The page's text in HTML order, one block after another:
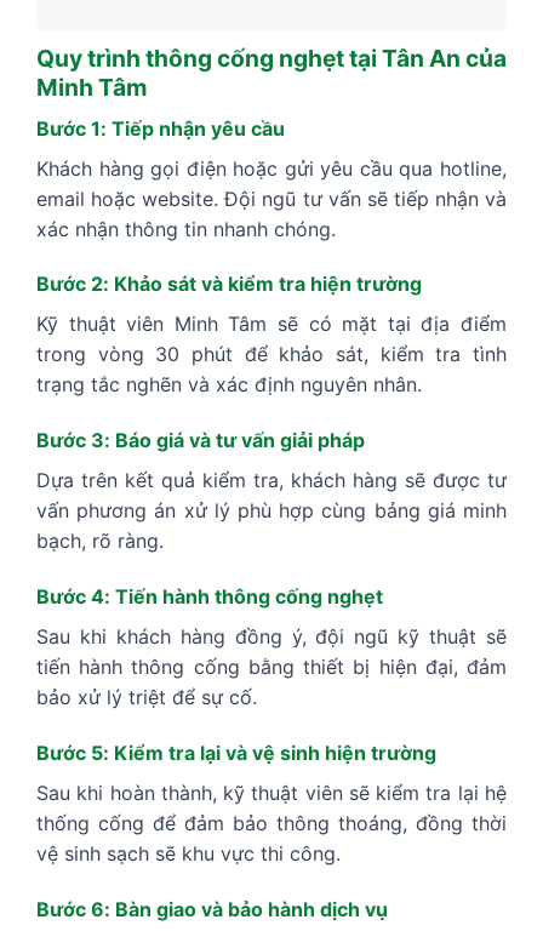
Quy trình thông cống nghẹt tại Tân An của
Minh Tâm
Bước 1: Tiếp nhận yêu cầu
Khách hàng gọi điện hoặc gửi yêu cầu qua hotline,
email hoặc website. Đội ngũ tư vấn sẽ tiếp nhận và
xác nhận thông tin nhanh chóng.
Bước 2: Khảo sát và kiểm tra hiện trường
Kỹ thuật viên Minh Tâm sẽ có mặt tại địa điểm
trong vòng 30 phút để khảo sát, kiểm tra tình
trạng tắc nghẽn và xác định nguyên nhân.
Bước 3: Báo giá và tư vấn giải pháp
Dựa trên kết quả kiểm tra, khách hàng sẽ được tư
vấn phương án xử lý phù hợp cùng bảng giá minh
bạch, rõ ràng.
Bước 4: Tiến hành thông cống nghẹt
Sau khi khách hàng đồng ý, đội ngũ kỹ thuật sẽ
tiến hành thông cống bằng thiết bị hiện đại, đảm
bảo xử lý triệt để sự cố.
Bước 5: Kiểm tra lại và vệ sinh hiện trường
Sau khi hoàn thành, kỹ thuật viên sẽ kiểm tra lại hệ
thống cống để đảm bảo thông thoáng, đồng thời
vệ sinh sạch sẽ khu vực thi công.
Bước 6: Bàn giao và bảo hành dịch vụ